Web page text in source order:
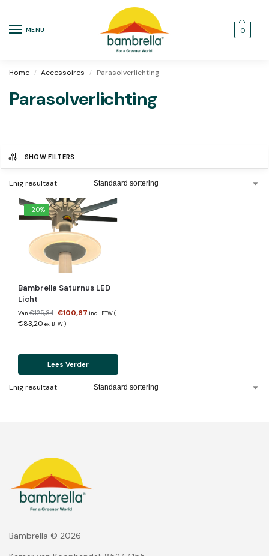
MENU 0
Home / Accessoires / Parasolverlichting
Parasolverlichting
SHOW FILTERS
Enig resultaat
-20%
Bambrella Saturnus LED
Licht
Van €125,84 €100,67 incl. BTW (
€83,20 ex. BTW)
Lees Verder
Enig resultaat
Bambrella © 2026